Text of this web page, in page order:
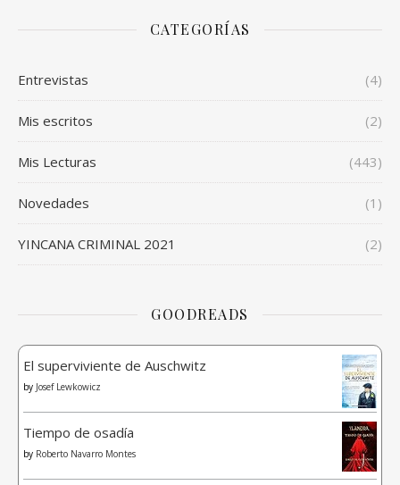
CATEGORÍAS
Entrevistas (4)
Mis escritos (2)
Mis Lecturas (443)
Novedades (1)
YINCANA CRIMINAL 2021 (2)
GOODREADS
El superviviente de Auschwitz
by Josef Lewkowicz
Tiempo de osadía
by Roberto Navarro Montes